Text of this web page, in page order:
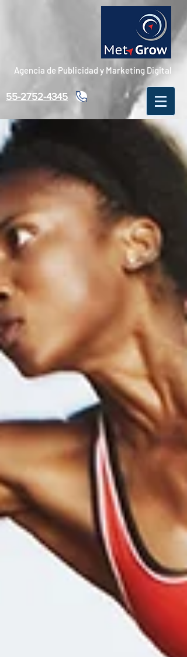
Agencia de Publicidad y Marketing Digital
55-2752-4345